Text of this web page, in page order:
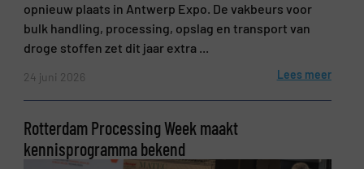
Telefoonnummer
Onderwerp(Vereist)
opnieuw plaats in Antwerp Expo. De vakbeurs voor
bulk handling, processing, opslag en transport van
droge stoffen zet dit jaar extra ...
24 juni 2026 Lees meer
Rotterdam Processing Week maakt
kennisprogramma bekend